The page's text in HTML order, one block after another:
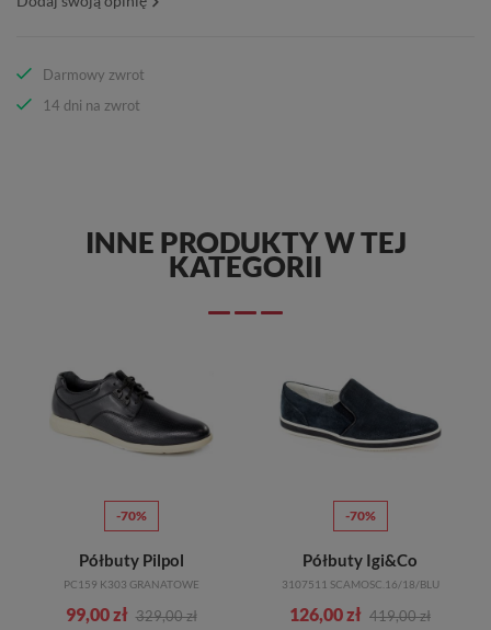
Darmowy zwrot
14 dni na zwrot
INNE PRODUKTY W TEJ
KATEGORII
-70%
Półbuty Pilpol
PC159 K303 GRANATOWE
99,00 zł 329,00 zł
-70%
Półbuty Igi&Co
3107511 SCAMOSC.16/18/BLU
126,00 zł 419,00 zł